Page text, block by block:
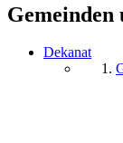
Dekanat